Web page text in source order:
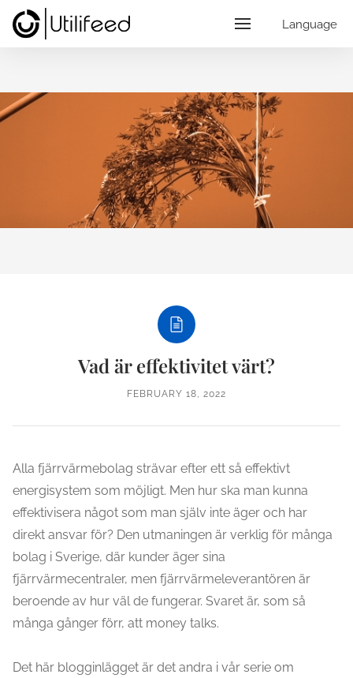
Language
Vad är effektivitet värt?
FEBRUARY 18, 2022
Alla fjärrvärmebolag strävar efter ett så effektivt
energisystem som möjligt. Men hur ska man kunna
effektivisera något som man själv inte äger och har
direkt ansvar för? Den utmaningen är verklig för många
bolag i Sverige, där kunder äger sina
fjärrvärmecentraler, men fjärrvärmeleverantören är
beroende av hur väl de fungerar. Svaret är, som så
många gånger förr, att money talks.
Det här blogginlägget är det andra i vår serie om